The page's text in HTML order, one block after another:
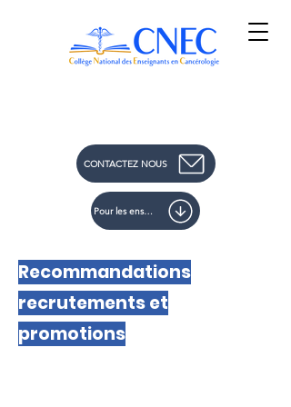
CONTACTEZ NOUS
Pour les enseignants : ADHERER au CNEC
Recommandations
recrutements et
promotions